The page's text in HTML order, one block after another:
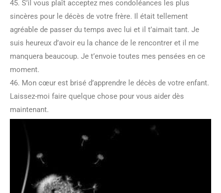
45. S’il vous plaît acceptez mes condoléances les plus
sincères pour le décès de votre frère. Il était tellement
agréable de passer du temps avec lui et il t’aimait tant. Je
suis heureux d’avoir eu la chance de le rencontrer et il me
manquera beaucoup. Je t’envoie toutes mes pensées en ce
moment.
46. Mon cœur est brisé d’apprendre le décès de votre enfant.
Laissez-moi faire quelque chose pour vous aider dès
maintenant.